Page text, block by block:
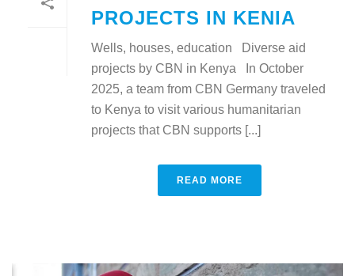
PROJECTS IN KENIA
Wells, houses, education Diverse aid
projects by CBN in Kenya In October
2025, a team from CBN Germany traveled
to Kenya to visit various humanitarian
projects that CBN supports [...]
READ MORE